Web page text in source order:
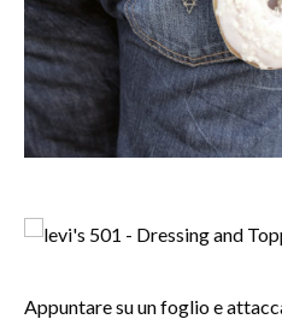
Appuntare su un foglio e